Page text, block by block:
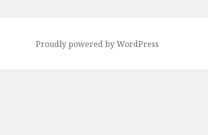
Proudly powered by WordPress